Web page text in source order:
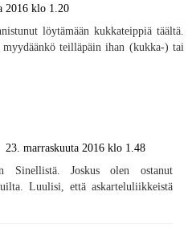
2016 klo 1.20
löytämään kukkateippiä täältä.
teilläpäin ihan (kukka-) tai
23. marraskuuta 2016 klo 1.48
Joskus olen ostanut
Luulisi, että askarteluliikkeistä